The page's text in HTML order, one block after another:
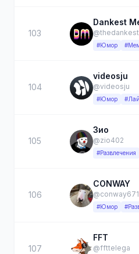
103
Dankest
#Юмор
104
videosju
@videosju
#Юмор
105
Зио
@zio402
#Развлечения
106
CONWAY
#Юмор
107
FFT
@ffttelega